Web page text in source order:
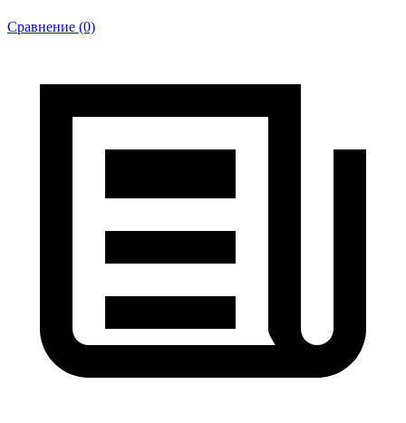
Сравнение (0)